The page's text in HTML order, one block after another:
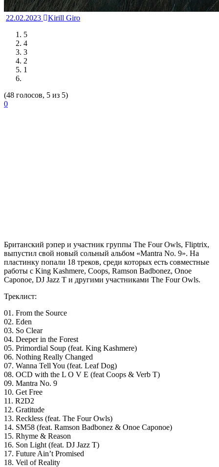
22.02.2023
Kirill Giro
5
4
3
2
1
(48 голосов, 5 из 5)
0
Британский рэпер и участник группы The Four Owls, Fliptrix,
выпустил свой новый сольный альбом «Mantra No. 9». На
пластинку попали 18 треков, среди которых есть совместные
работы с King Kashmere, Coops, Ramson Badbonez, Onoe
Caponoe, DJ Jazz T и другими участниками The Four Owls.
Треклист:
01. From the Source
02. Eden
03. So Clear
04. Deeper in the Forest
05. Primordial Soup (feat. King Kashmere)
06. Nothing Really Changed
07. Wanna Tell You (feat. Leaf Dog)
08. OCD with the L O V E (feat Coops & Verb T)
09. Mantra No. 9
10. Get Free
11. R2D2
12. Gratitude
13. Reckless (feat. The Four Owls)
14. SM58 (feat. Ramson Badbonez & Onoe Caponoe)
15. Rhyme & Reason
16. Son Light (feat. DJ Jazz T)
17. Future Ain’t Promised
18. Veil of Reality